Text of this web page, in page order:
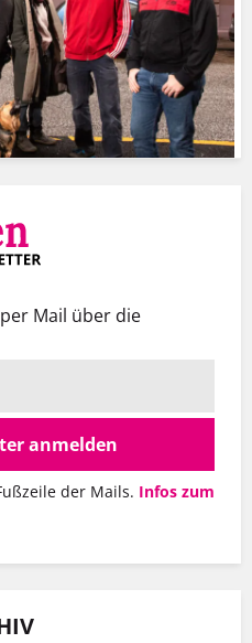
Mail über die
anmelden
der Mails. Infos zum